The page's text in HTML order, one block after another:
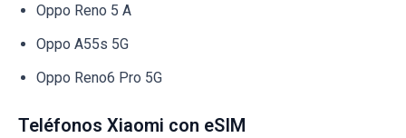
Oppo Reno 5 A
Oppo A55s 5G
Oppo Reno6 Pro 5G
Teléfonos Xiaomi con eSIM